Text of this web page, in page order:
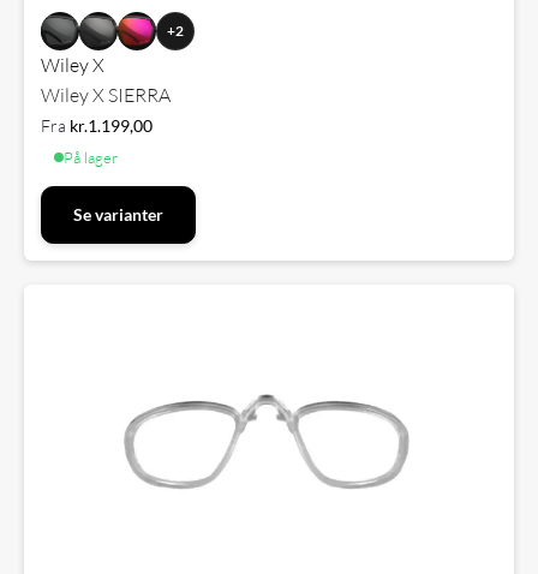
+2
Wiley X
Wiley X SIERRA
Fra kr.1.199,00
På lager
Se varianter